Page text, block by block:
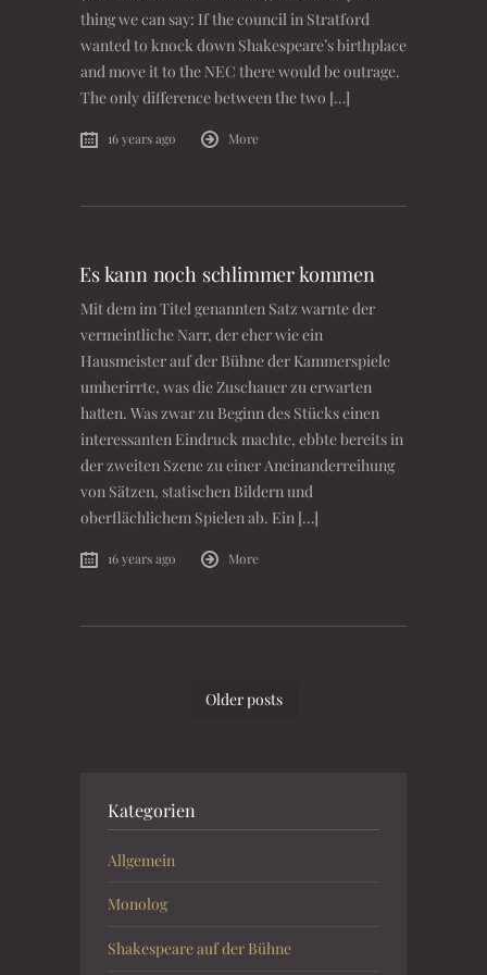
thing we can say: If the council in Stratford
wanted to knock down Shakespeare’s birthplace
and move it to the NEC there would be outrage.
The only difference between the two […]
16 years ago More
Es kann noch schlimmer kommen
Mit dem im Titel genannten Satz warnte der
vermeintliche Narr, der eher wie ein
Hausmeister auf der Bühne der Kammerspiele
umherirrte, was die Zuschauer zu erwarten
hatten. Was zwar zu Beginn des Stücks einen
interessanten Eindruck machte, ebbte bereits in
der zweiten Szene zu einer Aneinanderreihung
von Sätzen, statischen Bildern und
oberflächlichem Spielen ab. Ein […]
16 years ago More
Older posts
Kategorien
Allgemein
Monolog
Shakespeare auf der Bühne